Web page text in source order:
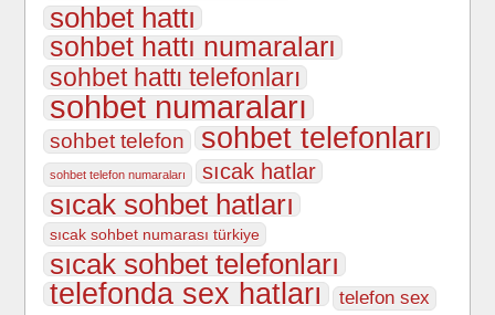
sohbet hattı
sohbet hattı numaraları
sohbet hattı telefonları
sohbet numaraları
sohbet telefon sohbet telefonları
sohbet telefon numaraları sıcak hatlar
sıcak sohbet hatları
sıcak sohbet numarası türkiye
sıcak sohbet telefonları
telefonda sex hatları telefon sex